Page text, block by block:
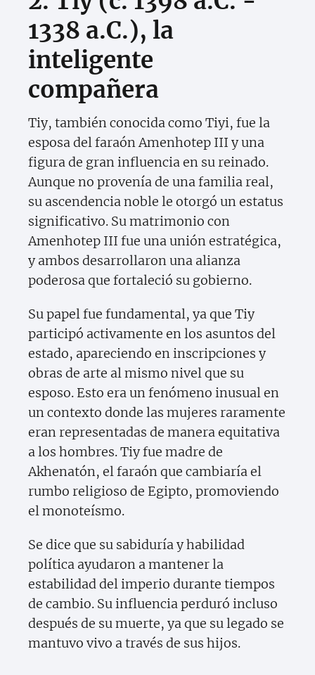
1338 a.C.), la
inteligente
compañera
Tiy, también conocida como Tiyi, fue la
esposa del faraón Amenhotep III y una
figura de gran influencia en su reinado.
Aunque no provenía de una familia real,
su ascendencia noble le otorgó un estatus
significativo. Su matrimonio con
Amenhotep III fue una unión estratégica,
y ambos desarrollaron una alianza
poderosa que fortaleció su gobierno.
Su papel fue fundamental, ya que Tiy
participó activamente en los asuntos del
estado, apareciendo en inscripciones y
obras de arte al mismo nivel que su
esposo. Esto era un fenómeno inusual en
un contexto donde las mujeres raramente
eran representadas de manera equitativa
a los hombres. Tiy fue madre de
Akhenatón, el faraón que cambiaría el
rumbo religioso de Egipto, promoviendo
el monoteísmo.
Se dice que su sabiduría y habilidad
política ayudaron a mantener la
estabilidad del imperio durante tiempos
de cambio. Su influencia perduró incluso
después de su muerte, ya que su legado se
mantuvo vivo a través de sus hijos.